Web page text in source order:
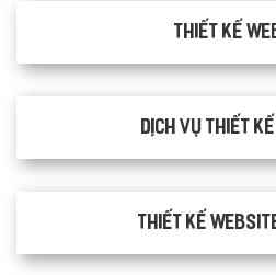
Thiết kế
Dịch vụ thiết
thiết kế